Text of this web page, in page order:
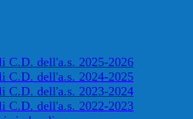
C.D. dell'a.s. 2025-2026
C.D. dell'a.s. 2024-2025
C.D. dell'a.s. 2023-2024
C.D. dell'a.s. 2022-2023